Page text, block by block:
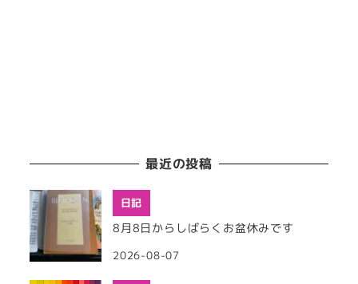
最近の投稿
日記
8月8日からしばらくお盆休みです
2026-08-07